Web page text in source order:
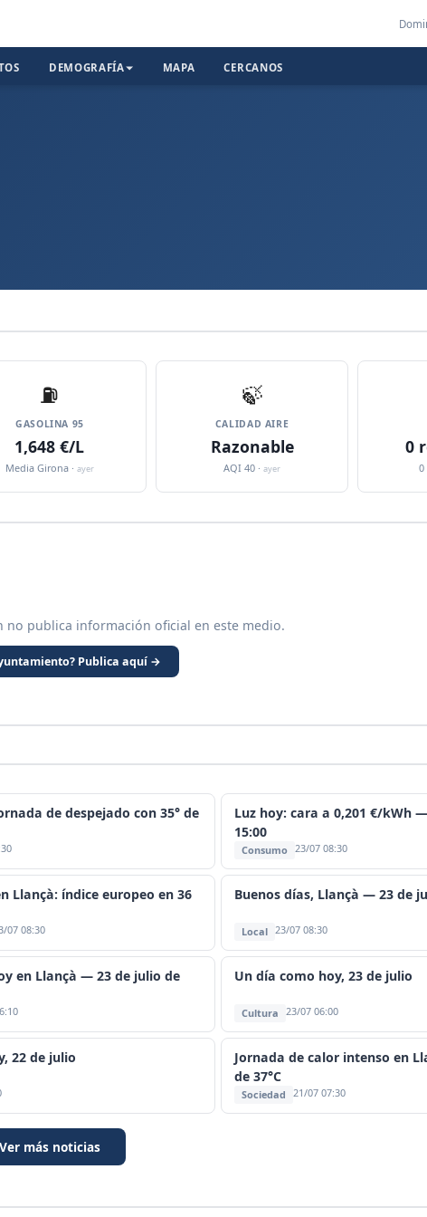
DEMOGRAFÍA MAPA CERCANOS
⛽️
GASOLINA 95
1,648 €/L
Media Girona · ayer
🍃
CALIDAD AIRE
Razonable
AQI 40 ·ayer
0
0
no publica información oficial en este medio.
Publica aquí →
de despejado con 35° de
Luz hoy: cara a 0,201 €/kWh
15:00
Consumo 23/07 08:30
Llançà: índice europeo en 36
07 08:30
Buenos días, Llançà — 23 de
Local 23/07 08:30
en Llançà — 23 de julio de
Un día como hoy, 23 de julio
Cultura 23/07 06:00
22 de julio
Jornada de calor intenso en
de 37°C
Sociedad 21/07 07:30
Ver más noticias